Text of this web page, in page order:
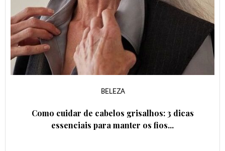
BELEZA
Como cuidar de cabelos grisalhos: 3 dicas
essenciais para manter os fios...